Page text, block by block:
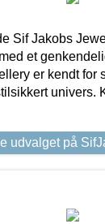
Sif Jakobs
et
er kendt for
univers.
udvalget på